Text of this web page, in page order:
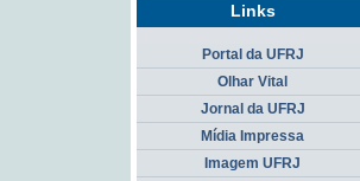
Links
Portal da UFRJ
Olhar Vital
Jornal da UFRJ
Mídia Impressa
Imagem UFRJ